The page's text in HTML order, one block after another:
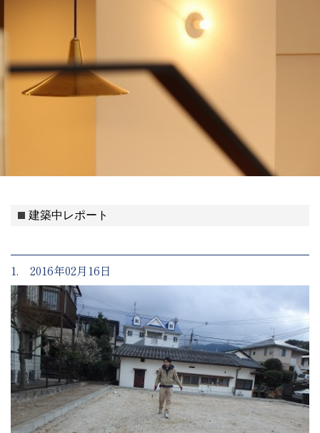
建築中レポート
1. 2016年02月16日